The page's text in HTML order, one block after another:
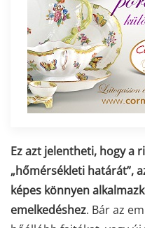
Ez azt jelentheti, hogy a
„hőmérsékleti határát”,
képes könnyen
emelkedéshez. Bár az